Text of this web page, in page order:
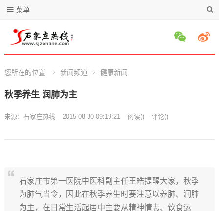
菜单
您所在的位置 新闻频道 健康新闻
秋季养生 润肺为主
来源： 石家庄热线 2015-08-30 09:19:21 阅读() 评论()
石家庄市第一医院中医科副主任王皓提醒大家，秋季
为肺气当令，因此在秋季养生时要注意以养肺、润肺
为主，在日常生活起居中主要从精神情志、饮食运